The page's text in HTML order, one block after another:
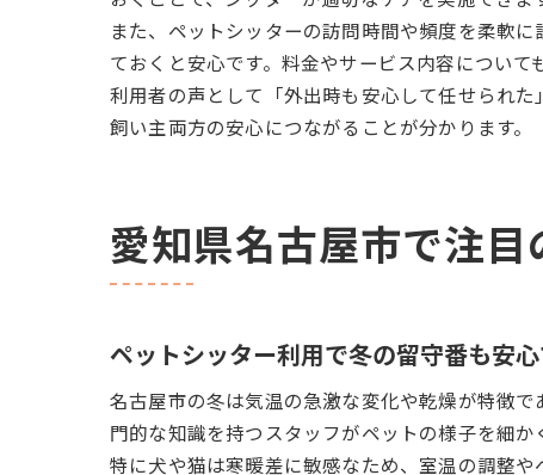
また、ペットシッターの訪問時間や頻度を柔軟
ておくと安心です。料金やサービス内容について
利用者の声として「外出時も安心して任せられ
飼い主両方の安心につながることが分かります。
愛知県名古屋市で注
ペットシッター利用で冬の留守番も安
名古屋市の冬は気温の急激な変化や乾燥が特徴
門的な知識を持つスタッフがペットの様子を細
特に犬や猫は寒暖差に敏感なため、室温の調整